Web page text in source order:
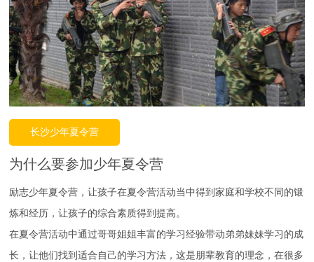
长沙少年夏令营
为什么要参加少年夏令营
励志少年夏令营，让孩子在夏令营活动当中得到家庭和学校不同的锻
炼和经历，让孩子的综合素质得到提高。
在夏令营活动中通过哥哥姐姐丰富的学习经验带动弟弟妹妹学习的成
长，让他们找到适合自己的学习方法，这是朋辈教育的理念，在很多